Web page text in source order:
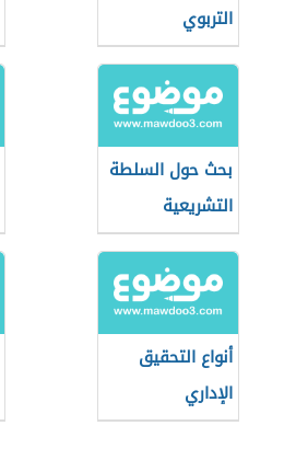
التربوي
بحث حول السلطة
التشريعية
أنواع التحقيق
الإداري